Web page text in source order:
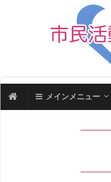
メインメニュー